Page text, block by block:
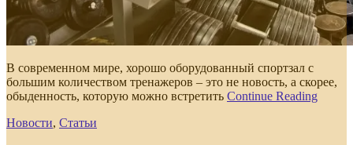
В современном мире, хорошо оборудованный спортзал с
большим количеством тренажеров – это не новость, а скорее,
обыденность, которую можно встретить Continue Reading
Новости, Статьи